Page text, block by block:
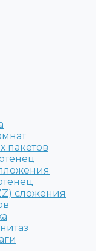
пакетов
сложения